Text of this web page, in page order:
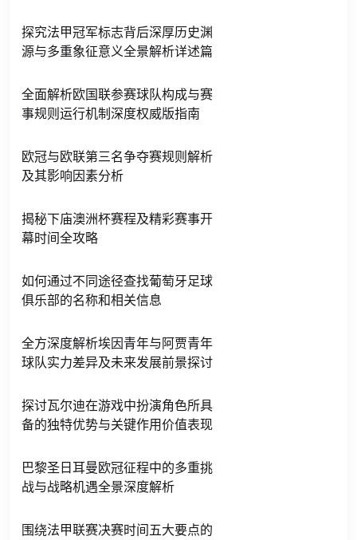
探究法甲冠军标志背后深厚历史渊
源与多重象征意义全景解析详述篇
全面解析欧国联参赛球队构成与赛
事规则运行机制深度权威版指南
欧冠与欧联第三名争夺赛规则解析
及其影响因素分析
揭秘下庙澳洲杯赛程及精彩赛事开
幕时间全攻略
如何通过不同途径查找葡萄牙足球
俱乐部的名称和相关信息
全方深度解析埃因青年与阿贾青年
球队实力差异及未来发展前景探讨
探讨瓦尔迪在游戏中扮演角色所具
备的独特优势与关键作用价值表现
巴黎圣日耳曼欧冠征程中的多重挑
战与战略机遇全景深度解析
围绕法甲联赛决赛时间五大要点的